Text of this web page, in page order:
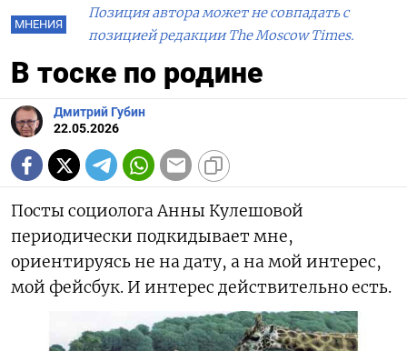
МНЕНИЯ
Позиция автора может не совпадать с
позицией редакции The Moscow Times.
В тоске по родине
Дмитрий Губин
22.05.2026
Посты социолога Анны Кулешовой
периодически подкидывает мне,
ориентируясь не на дату, а на мой интерес,
мой фейсбук. И интерес действительно есть.